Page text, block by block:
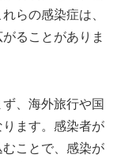
らの感染症は、
ることがありま
、海外旅行や国
ます。感染者が
ことで、感染が